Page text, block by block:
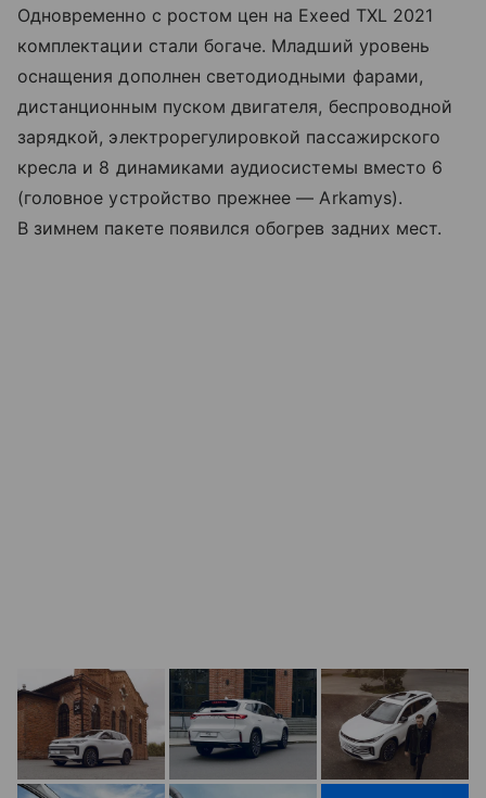
Одновременно с ростом цен на Exeed TXL 2021
комплектации стали богаче. Младший уровень
оснащения дополнен светодиодными фарами,
дистанционным пуском двигателя, беспроводной
зарядкой, электрорегулировкой пассажирского
кресла и 8 динамиками аудиосистемы вместо 6
(головное устройство прежнее — Arkamys).
В зимнем пакете появился обогрев задних мест.